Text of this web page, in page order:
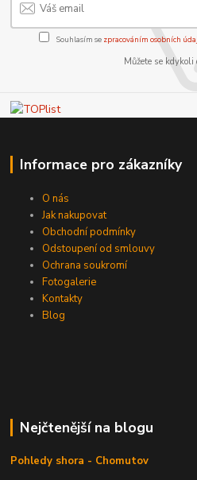
Souhlasím se zpracováním osobních
Můžete se
Informace pro zákazníky
O nás
Jak nakupovat
Obchodní podmínky
Odstoupení od smlouvy
Ochrana soukromí
Fotogalerie
Kontakty
Blog
Nejčtenější na blogu
Pohledy shora - Chomutov